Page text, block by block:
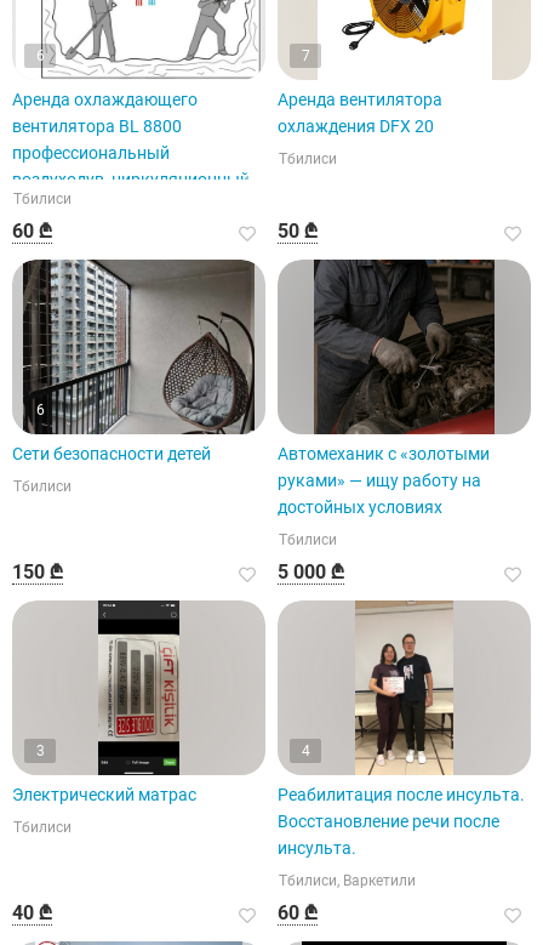
6
Аренда охлаждающего
вентилятора BL 8800
профессиональный
воздуходув, циркуляционный
воздух
Тбилиси
60 ₾
7
Аренда вентилятора
охлаждения DFX 20
Тбилиси
50 ₾
6
Сети безопасности детей
Тбилиси
150 ₾
Автомеханик с «золотыми
руками» — ищу работу на
достойных условиях
Тбилиси
5 000 ₾
3
Электрический матрас
Тбилиси
40 ₾
4
Реабилитация после инсульта.
Восстановление речи после
инсульта.
Тбилиси, Варкетили
60 ₾